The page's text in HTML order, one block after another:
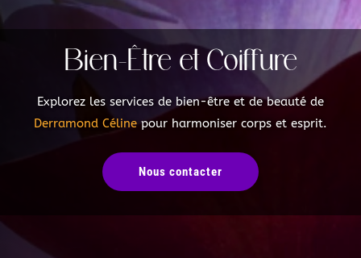
Bien-Être et Coiffure
Explorez les services de bien-être et de beauté de
Derramond Célinepour harmoniser corps et esprit.
Nous contacter